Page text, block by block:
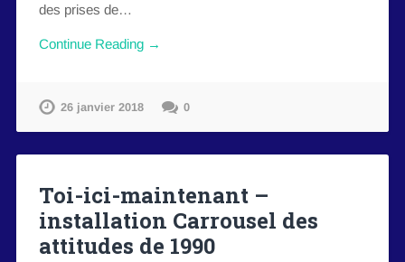
des prises de…
Continue Reading →
26 janvier 2018 0
Toi-ici-maintenant –
installation Carrousel des
attitudes de 1990